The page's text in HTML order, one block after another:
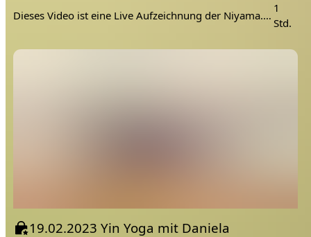
Dieses Video ist eine Live Aufzeichnung der Niyama.Academy
1
Std.
19.02.2023 Yin Yoga mit Daniela